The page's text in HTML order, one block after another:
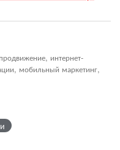
интернет-
мобильный маркетинг,